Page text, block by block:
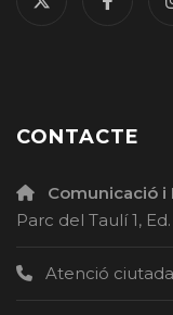
CONTACTE
Comunicació
Parc del Taulí 1,
Atenció